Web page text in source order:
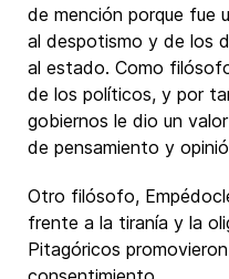
de mención porque fue
al despotismo y de los
al estado. Como
de los políticos, y por
gobiernos le dio un
de pensamiento y
Otro filósofo,
frente a la tiranía y la
Pitagóricos